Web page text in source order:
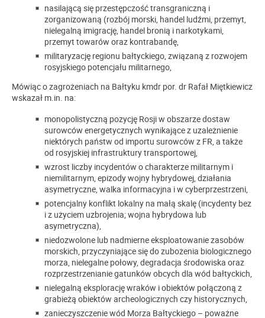
nasilającą się przestępczość transgraniczną i
zorganizowaną (rozbój morski, handel ludźmi, przemyt,
nielegalną imigrację, handel bronią i narkotykami,
przemyt towarów oraz kontrabandę,
militaryzację regionu bałtyckiego, związaną z rozwojem
rosyjskiego potencjału militarnego,
Mówiąc o zagrożeniach na Bałtyku kmdr por. dr Rafał Miętkiewicz
wskazał m.in. na:
monopolistyczną pozycję Rosji w obszarze dostaw
surowców energetycznych wynikające z uzależnienie
niektórych państw od importu surowców z FR, a także
od rosyjskiej infrastruktury transportowej,
wzrost liczby incydentów o charakterze militarnym i
niemilitarnym, epizody wojny hybrydowej, działania
asymetryczne, walka informacyjna i w cyberprzestrzeni,
potencjalny konflikt lokalny na małą skalę (incydenty bez
i z użyciem uzbrojenia; wojna hybrydowa lub
asymetryczna),
niedozwolone lub nadmierne eksploatowanie zasobów
morskich, przyczyniające się do zubożenia biologicznego
morza, nielegalne połowy, degradacja środowiska oraz
rozprzestrzenianie gatunków obcych dla wód bałtyckich,
nielegalną eksplorację wraków i obiektów połączoną z
grabieżą obiektów archeologicznych czy historycznych,
zanieczyszczenie wód Morza Bałtyckiego – poważne